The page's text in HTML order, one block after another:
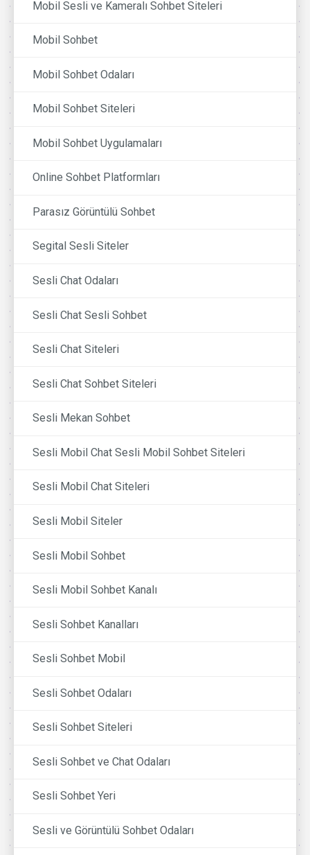
Mobil Sesli ve Kameralı Sohbet Siteleri
Mobil Sohbet
Mobil Sohbet Odaları
Mobil Sohbet Siteleri
Mobil Sohbet Uygulamaları
Online Sohbet Platformları
Parasız Görüntülü Sohbet
Segital Sesli Siteler
Sesli Chat Odaları
Sesli Chat Sesli Sohbet
Sesli Chat Siteleri
Sesli Chat Sohbet Siteleri
Sesli Mekan Sohbet
Sesli Mobil Chat Sesli Mobil Sohbet Siteleri
Sesli Mobil Chat Siteleri
Sesli Mobil Siteler
Sesli Mobil Sohbet
Sesli Mobil Sohbet Kanalı
Sesli Sohbet Kanalları
Sesli Sohbet Mobil
Sesli Sohbet Odaları
Sesli Sohbet Siteleri
Sesli Sohbet ve Chat Odaları
Sesli Sohbet Yeri
Sesli ve Görüntülü Sohbet Odaları